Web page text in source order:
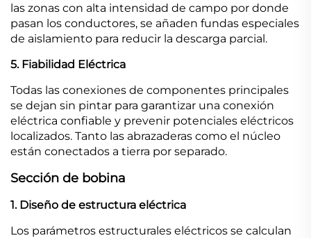
las zonas con alta intensidad de campo por donde
pasan los conductores, se añaden fundas especiales
de aislamiento para reducir la descarga parcial.
5. Fiabilidad Eléctrica
Todas las conexiones de componentes principales
se dejan sin pintar para garantizar una conexión
eléctrica confiable y prevenir potenciales eléctricos
localizados. Tanto las abrazaderas como el núcleo
están conectados a tierra por separado.
Sección de bobina
1. Diseño de estructura eléctrica
Los parámetros estructurales eléctricos se calculan